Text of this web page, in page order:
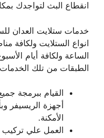
انقطاع البث لتواجدك
خدمات ستلايت العدان
انواع الستلايت ولكافة
الساعة ولكافة أيام
الطبقات من تلك
القيام ببرمجة
أجهزة الريسيفر
الأمكنة.
العمل علي تركيب